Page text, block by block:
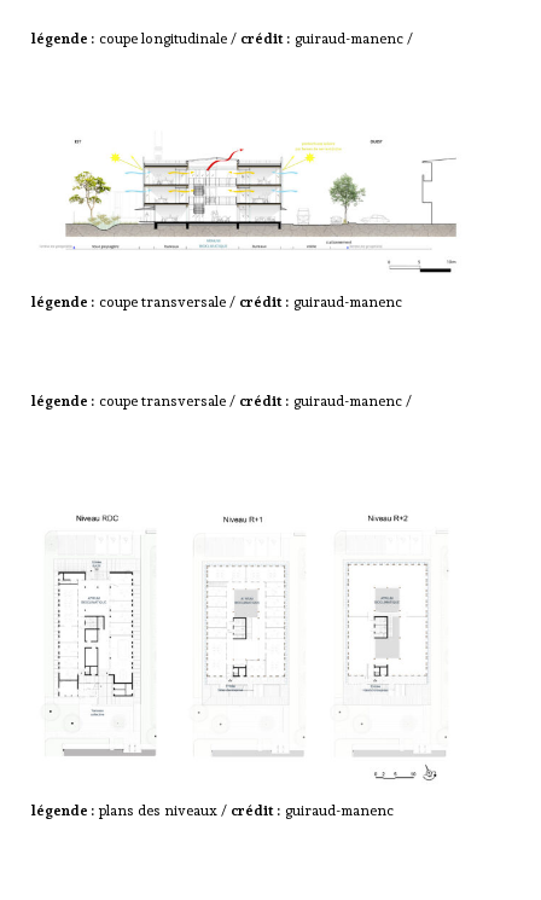
légende : coupe longitudinale / crédit : guiraud-manenc /
légende : coupe transversale / crédit : guiraud-manenc
légende : coupe transversale / crédit : guiraud-manenc /
légende : plans des niveaux / crédit : guiraud-manenc